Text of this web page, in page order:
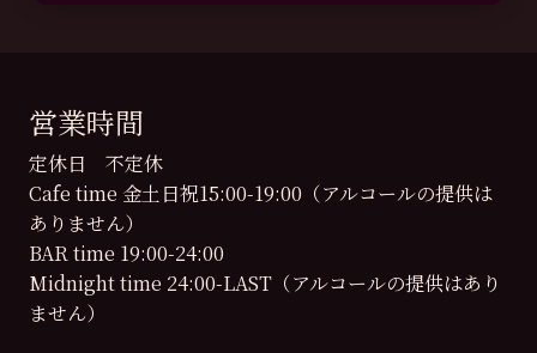
営業時間
定休日 不定休
Cafe time 金土日祝15:00-19:00（アルコールの提供は
ありません）
BAR time 19:00-24:00
Midnight time 24:00-LAST（アルコールの提供はあり
ません）